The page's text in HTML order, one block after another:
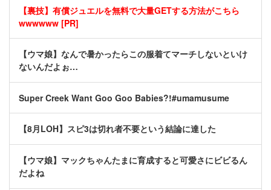
【裏技】有償ジュエルを無料で大量GETする方法がこちら
wwwwww [PR]
【ウマ娘】なんで暑かったらこの服着てマーチしないといけ
ないんだよぉ…
Super Creek Want Goo Goo Babies?!#umamusume
【8月LOH】スピ3は切れ者不要という結論に達した
【ウマ娘】マックちゃんたまに育成すると可愛さにビビるん
だよね